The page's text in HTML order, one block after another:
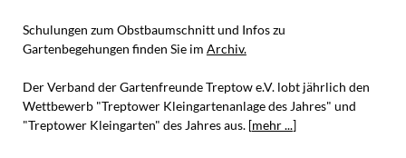
Schulungen zum Obstbaumschnitt und Infos zu
Gartenbegehungen finden Sie im Archiv.
Der Verband der Gartenfreunde Treptow e.V. lobt jährlich den
Wettbewerb"Treptower Kleingartenanlage des Jahres" und
"Treptower Kleingarten" des Jahres aus. [mehr ...]